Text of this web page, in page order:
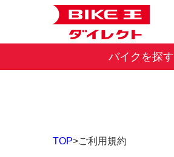
バイクを探す
TOP ご利用規約